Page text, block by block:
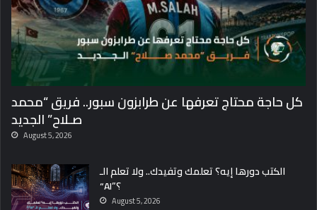
كل حاجة محتاج تعرفها عن طرابزون سبور.. فريق “محمد
صـلاح” الجديد
August 5, 2026
الكتب دورها إيه؟ تعلمك وتفيدك.. ولا تعلم الـ
“AI”؟
August 5, 2026